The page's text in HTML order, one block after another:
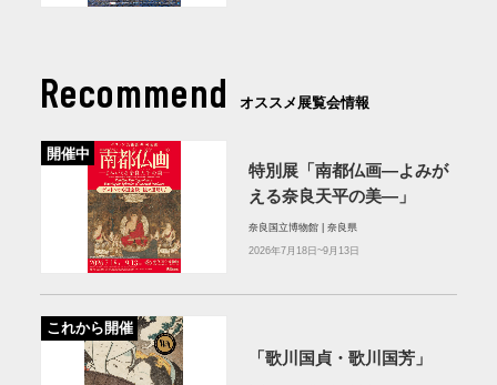
Recommend オススメ展覧会情報
開催中
特別展「南都仏画―よみが
える奈良天平の美―」
奈良国立博物館 | 奈良県
2026年7月18日~9月13日
これから開催
「歌川国貞・歌川国芳」